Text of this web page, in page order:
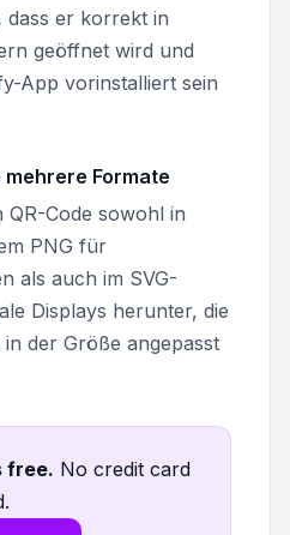
dass er korrekt in
geöffnet wird und
App vorinstalliert sein
mehrere Formate
QR-Code sowohl in
PNG für
als auch im SVG-
Displays herunter, die
der Größe angepasst
free. No credit card